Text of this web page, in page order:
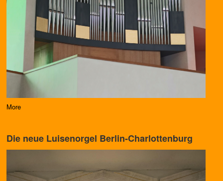
More
Die neue Luisenorgel Berlin-Charlottenburg